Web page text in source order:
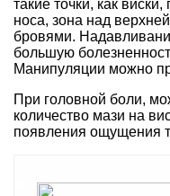
такие точки, как
носа, зона над
бровями.
большую
Манипуляции можно
При головной боли,
количество мази на
появления ощущения